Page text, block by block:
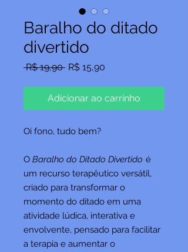
Baralho do ditado
divertido
R$ 19,90 Preço
R$ 15,90
Adicionar ao carrinho
Oi fono, tudo bem?
O Baralho do Ditado Divertido é
um recurso terapêutico versátil,
criado para transformar o
momento do ditado em uma
atividade lúdica, interativa e
envolvente, pensado para facilitar
a terapia e aumentar o